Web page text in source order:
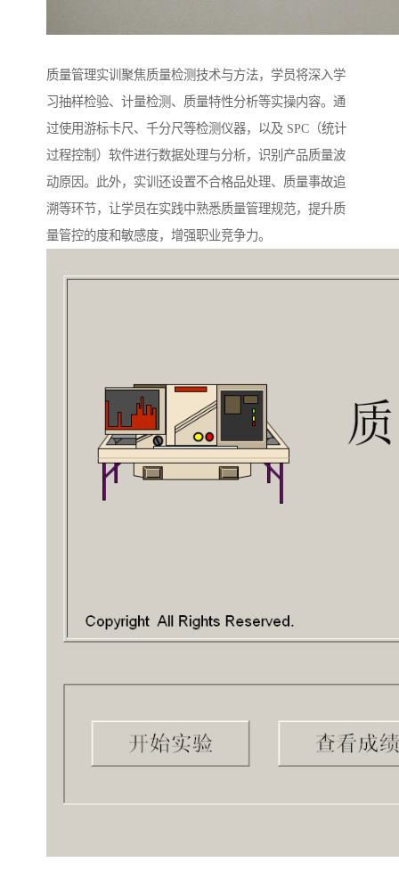
质量管理实训聚焦质量检测技术与方法，学员将深入学
习抽样检验、计量检测、质量特性分析等实操内容。通
过使用游标卡尺、千分尺等检测仪器，以及 SPC（统计
过程控制）软件进行数据处理与分析，识别产品质量波
动原因。此外，实训还设置不合格品处理、质量事故追
溯等环节，让学员在实践中熟悉质量管理规范，提升质
量管控的度和敏感度，增强职业竞争力。​